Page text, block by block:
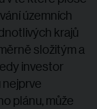
územních
krajů
složitým a
investor
plánu, může